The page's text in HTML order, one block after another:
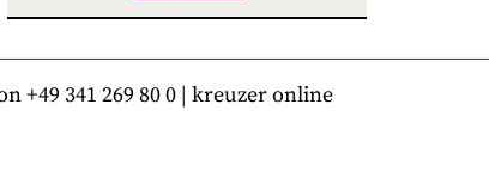
+49 341 269 80 0 | kreuzer online